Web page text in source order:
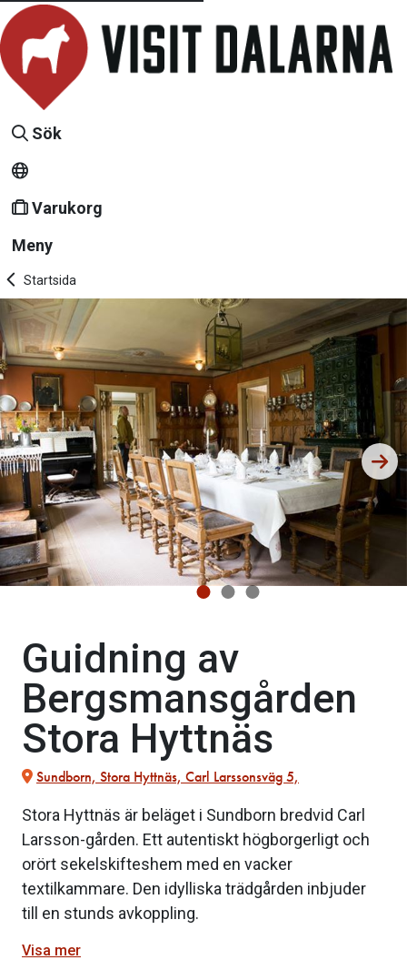
Sök
Varukorg
Meny
Startsida
Guidning av
Bergsmansgården
Stora Hyttnäs
Sundborn, Stora Hyttnäs, Carl Larssonsväg 5,
Stora Hyttnäs är beläget i Sundborn bredvid Carl
Larsson-gården. Ett autentiskt högborgerligt och
orört sekelskifteshem med en vacker
textilkammare. Den idylliska trädgården inbjuder
till en stunds avkoppling.
Visa mer